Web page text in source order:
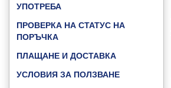
КАТАЛОГ "MUSIC & DANCE"
КАТАЛОГ "SKY"
УПОТРЕБА
ПРОВЕРКА НА СТАТУС НА
ПОРЪЧКА
ПЛАЩАНЕ И ДОСТАВКА
УСЛОВИЯ ЗА ПОЛЗВАНЕ